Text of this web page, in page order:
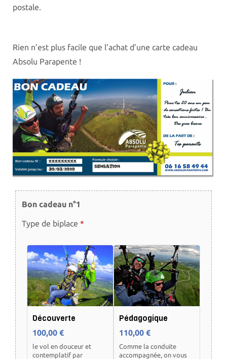
postale.
Rien n’est plus facile que l’achat d’une carte cadeau
Absolu Parapente !
Bon cadeau n°1
Type de biplace
Découverte
100,00 €
le vol en douceur et
contemplatif par
Pédagogique
110,00 €
Comme la conduite
accompagnée, on vous